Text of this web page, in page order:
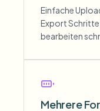
Einfache
Export Schritte
bearbeiten
Mehrere